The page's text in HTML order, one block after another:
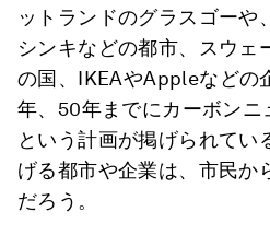
ットランドのグラスゴーや
シンキなどの都市、スウェ
の国、IKEAやAppleなどの
年、50年までにカーボンニ
という計画が掲げられてい
げる都市や企業は、市民か
だろう。